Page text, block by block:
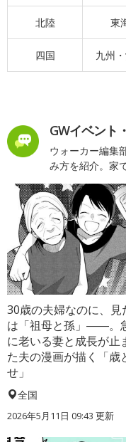
北陸 東
四国 九州
GWイベント
ウォーカー編集
み方を紹介。家
30歳の夫婦なのに、見
は「祖母と孫」――。
に老いる妻と成長が止
た夫の漫画が描く「歳
せ」
全国
2026年5月11日 09:43 更新